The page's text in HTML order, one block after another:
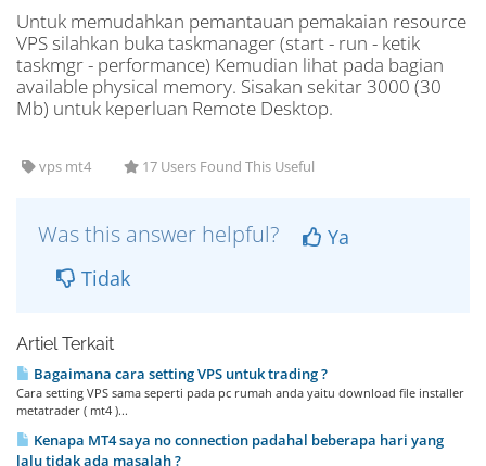
Untuk memudahkan pemantauan pemakaian resource
VPS silahkan buka taskmanager (start - run - ketik
taskmgr - performance) Kemudian lihat pada bagian
available physical memory. Sisakan sekitar 3000 (30
Mb) untuk keperluan Remote Desktop.
vps mt4 17 Users Found This Useful
Was this answer helpful?
Ya
Tidak
Artiel Terkait
Bagaimana cara setting VPS untuk trading ?
Cara setting VPS sama seperti pada pc rumah anda yaitu download file installer
metatrader ( mt4 )...
Kenapa MT4 saya no connection padahal beberapa hari yang
lalu tidak ada masalah ?